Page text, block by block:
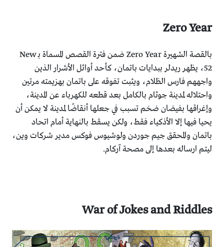
Zero Year
بالقصة الشهيرة Zero Year ضمن فترة القصص المسماة بـ New
52، يظهر ريدلر ببدايات باتمان، كأحد أوائل الأشرار الذين
واجههم فارس الظلام، ويثبت تفوقه على باتمان بهزيمته مرتين
واحتلاله لمدينة جوثام بالكامل بعد قطعه للكهرباء عن المدينة،
وإغراقها بفيضان ضخم تسبب في جعلها أنقاضًا لمدينة لا يمكن أن
يحيا فيها إلا الأذكياء فقط، ولكن يسقط بالنهاية أمام اتحاد
باتمان والمحقق جيم جوردن ولوشيوس فوكس مدير شركات وين،
ليتم ارساله بعدها إلى مصحة آركام.
War of Jokes and Riddles